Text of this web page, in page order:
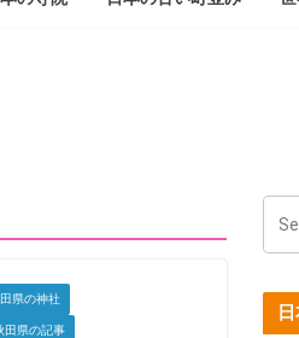
県の神社
田県の記事